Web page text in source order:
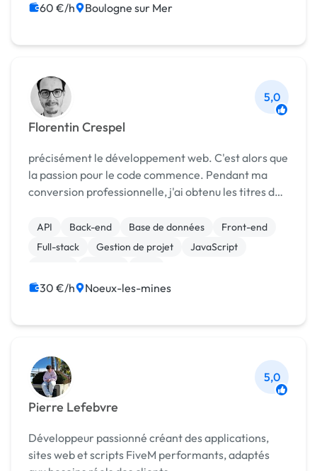
60 €/h Boulogne sur Mer
Florentin Crespel
5,0
précisément le développement web. C'est alors que
la passion pour le code commence. Pendant ma
conversion professionnelle, j'ai obtenu les titres de
Développeur d'Application au centre de ADAPECO
et ...
API Back-end Base de données
Front-end
Full-stack
Gestion de projet
JavaScript
30 €/h Noeux-les-mines
Pierre Lefebvre
5,0
Développeur passionné créant des applications,
sites web et scripts FiveM performants, adaptés